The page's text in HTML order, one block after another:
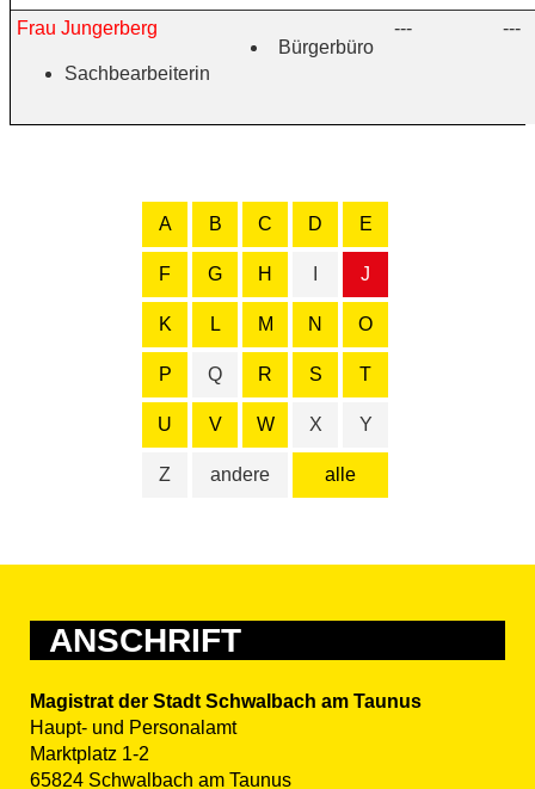
Frau Jungerberg
Sachbearbeiterin
Bürgerbüro
--- ---
alle
A B C D E
F G H J
K L M N O
P Q R S T
U V W X Y
Z andere
ANSCHRIFT
Magistrat der Stadt Schwalbach am Taunus
Haupt- und Personalamt
Marktplatz 1-2
65824 Schwalbach am Taunus